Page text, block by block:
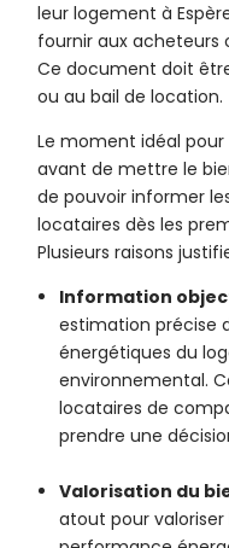
leur logement à
fournir aux acheteurs
Ce document doit
ou au bail de location.
Le moment idéal
avant de mettre le
de pouvoir informer
locataires dès les
Plusieurs raisons
Information
estimation précise
énergétiques du
environnemental.
locataires de
prendre une
Valorisation du
atout pour